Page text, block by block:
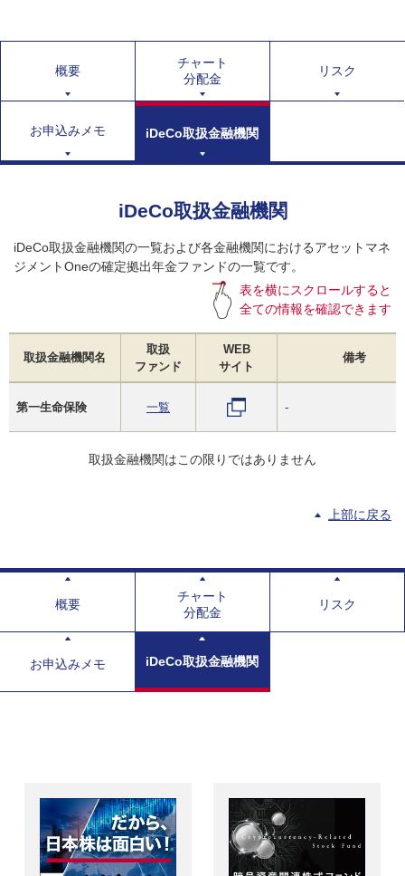
概要
チャート
分配金
リスク
お申込みメモ iDeCo取扱金融機関
iDeCo取扱金融機関
iDeCo取扱金融機関の一覧および各金融機関におけるアセットマネ
ジメントOneの確定拠出年金ファンドの一覧です。
表を横にスクロールすると
全ての情報を確認できます
取扱金融機関名
取扱
ファンド
WEB
サイト
備考
第一生命保険 一覧 -
取扱金融機関はこの限りではありません
上部に戻る
概要
チャート
分配金
リスク
お申込みメモ iDeCo取扱金融機関